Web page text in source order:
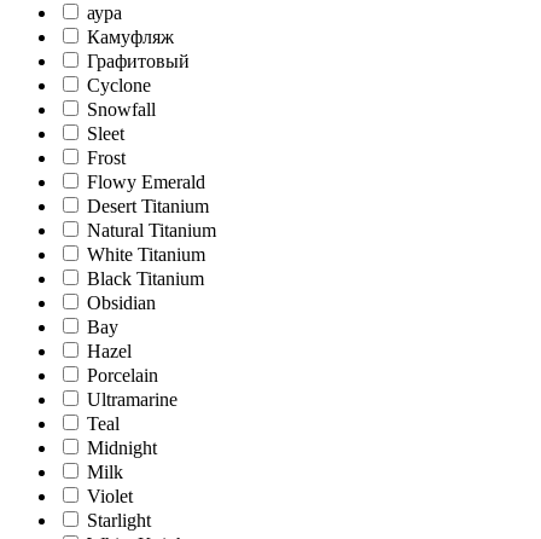
аура
Камуфляж
Графитовый
Cyclone
Snowfall
Sleet
Frost
Flowy Emerald
Desert Titanium
Natural Titanium
White Titanium
Black Titanium
Obsidian
Bay
Hazel
Porcelain
Ultramarine
Teal
Midnight
Milk
Violet
Starlight